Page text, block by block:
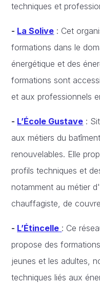
techniques et
- La Solive : Cet
formations dans le
énergétique et des
formations sont
et aux professionnels
- L’École Gustave :
aux métiers du
renouvelables. Elle
profils techniques et
notamment au métier
chauffagiste, de
- L’Étincelle : Ce
propose des
jeunes et les adultes,
techniques liés aux